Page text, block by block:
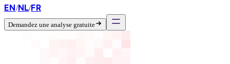
EN/NL/FR
Demandez une analyse gratuite